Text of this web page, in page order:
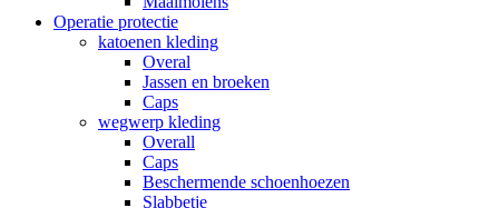
Operatie protectie
katoenen kleding
Overal
Jassen en broeken
Caps
wegwerp kleding
Overall
Caps
Beschermende schoenhoezen
Slabbetje